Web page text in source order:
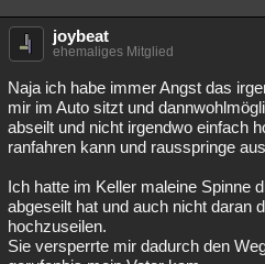
joybeat
ehemaliges Mitglied
Naja ich habe immer Angst das
mir im Auto sitzt und
abseilt und nicht irgendwo einfach
ranfahren kann und rausspringe
Ich hatte im Keller maleine Spinne
abgeseilt hat und auch nicht daran
hochzuseilen.
Sie versperrte mir dadurch den